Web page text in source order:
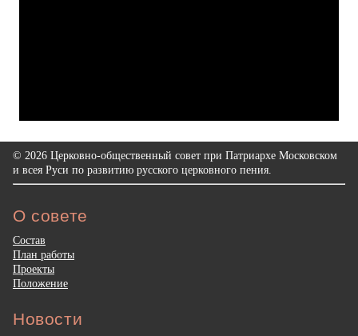
© 2026 Церковно-общественный совет при Патриархе Московском
и всея Руси по развитию русского церковного пения.
О совете
Состав
План работы
Проекты
Положение
Новости